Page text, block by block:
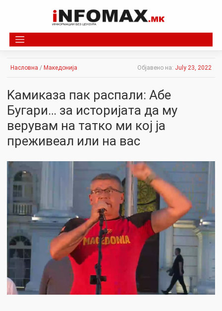
Насловна / Македонија Објавено на: July 23, 2022
Kамиказа пак распали: Абе
Бугари… за историјата да му
верувам на татко ми кој ја
преживеал или на вас